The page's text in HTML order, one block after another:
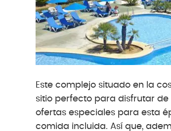
Este complejo situado en la
sitio perfecto para disfrutar de
ofertas especiales para esta
comida incluida. Así que,